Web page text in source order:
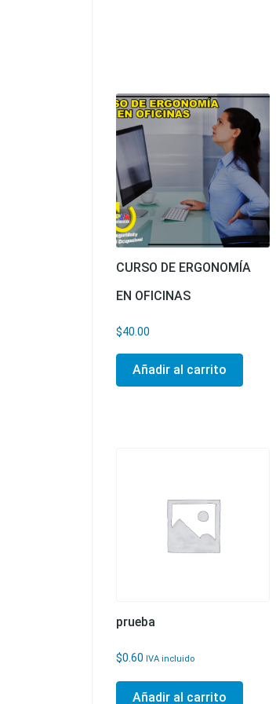
CURSO DE ERGONOMÍA
EN OFICINAS
$40.00
Añadir al carrito
prueba
$0.60 IVA incluido
Añadir al carrito